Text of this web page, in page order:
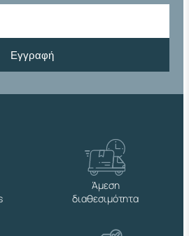
Εγγραφή
Άμεση
διαθεσιμότητα